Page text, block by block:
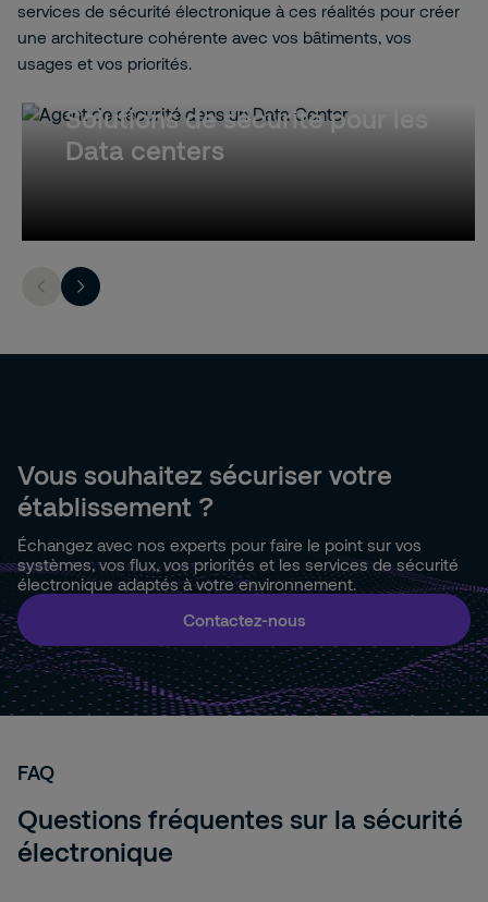
services de sécurité électronique à ces réalités pour créer
une architecture cohérente avec vos bâtiments, vos
usages et vos priorités.
Solutions de sécurité pour les
Data centers
Vous souhaitez sécuriser votre
établissement ?
Échangez avec nos experts pour faire le point sur vos
systèmes, vos flux, vos priorités et les services de sécurité
électronique adaptés à votre environnement.
Contactez-nous
FAQ
Questions fréquentes sur la sécurité
électronique